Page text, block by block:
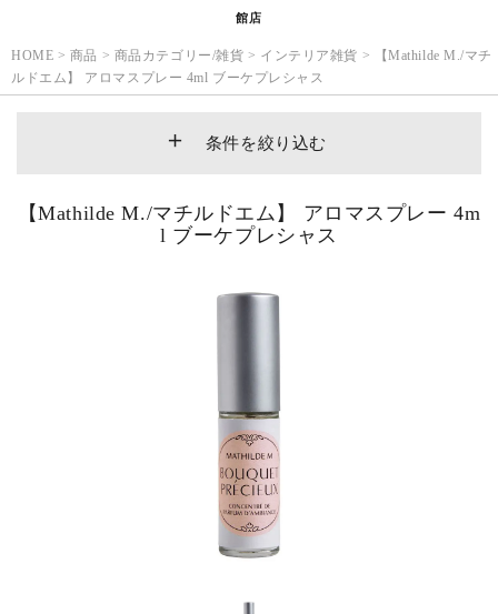
館店
HOME > 商品 > 商品カテゴリー/雑貨 > インテリア雑貨 >
【Mathilde M./マチ
ルドエム】 アロマスプレー 4ml ブーケプレシャス
条件を絞り込む
商品カテゴリー/雑貨
カラー
サイズ
【Mathilde M./マチルドエム】 アロマスプレー 4m
l ブーケプレシャス